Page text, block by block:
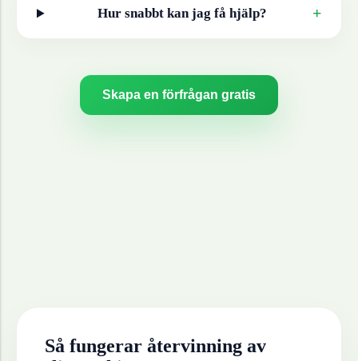
Hur snabbt kan jag få hjälp? +
Skapa en förfrågan gratis
Så fungerar återvinning av